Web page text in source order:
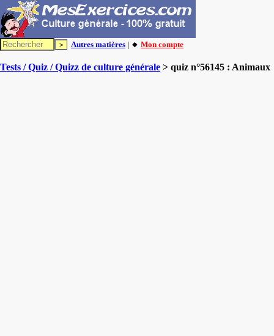
Autres matières | 🔸 Mon compte
Tests / Quiz / Quizz de culture générale > quiz n°56145 : Animaux